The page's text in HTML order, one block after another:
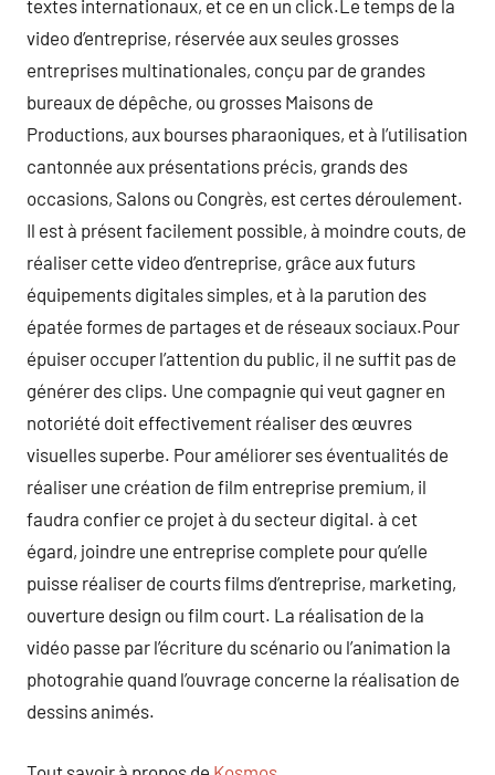
textes internationaux, et ce en un click.Le temps de la
video d’entreprise, réservée aux seules grosses
entreprises multinationales, conçu par de grandes
bureaux de dépêche, ou grosses Maisons de
Productions, aux bourses pharaoniques, et à l’utilisation
cantonnée aux présentations précis, grands des
occasions, Salons ou Congrès, est certes déroulement.
Il est à présent facilement possible, à moindre couts, de
réaliser cette video d’entreprise, grâce aux futurs
équipements digitales simples, et à la parution des
épatée formes de partages et de réseaux sociaux.Pour
épuiser occuper l’attention du public, il ne suffit pas de
générer des clips. Une compagnie qui veut gagner en
notoriété doit effectivement réaliser des œuvres
visuelles superbe. Pour améliorer ses éventualités de
réaliser une création de film entreprise premium, il
faudra confier ce projet à du secteur digital. à cet
égard, joindre une entreprise complete pour qu’elle
puisse réaliser de courts films d’entreprise, marketing,
ouverture design ou film court. La réalisation de la
vidéo passe par l’écriture du scénario ou l’animation la
photograhie quand l’ouvrage concerne la réalisation de
dessins animés.